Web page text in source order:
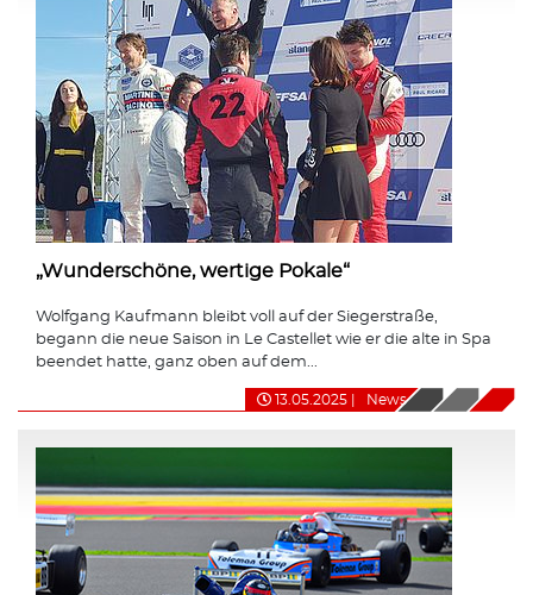
„Wunderschöne, wertige Pokale“
Wolfgang Kaufmann bleibt voll auf der Siegerstraße,
begann die neue Saison in Le Castellet wie er die alte in Spa
beendet hatte, ganz oben auf dem...
13.05.2025 News